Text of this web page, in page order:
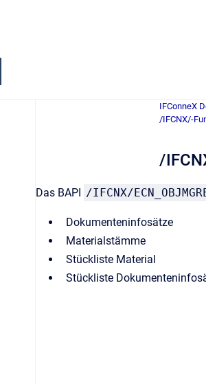
Go to homepage
IFConneX
/IFCNX/-
/
Das BAPI /IFCNX/
Dokumenteninfosätze
Materialstämme
Stückliste Material
Stückliste